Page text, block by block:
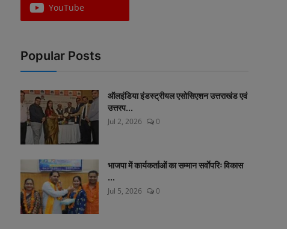
YouTube
Popular Posts
ऑलइंडिया इंडस्ट्रीयल एसोसिएशन उत्तराखंड एवं
उत्तरप...
Jul 2, 2026
0
भाजपा में कार्यकर्ताओं का सम्मान सर्वाेपरिः विकास
...
Jul 5, 2026
0